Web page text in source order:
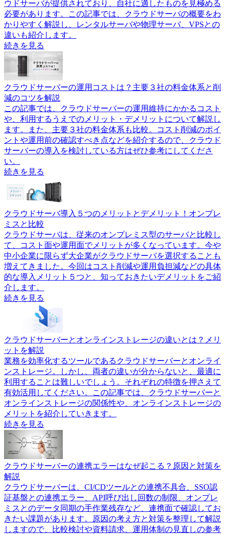
ウドサーバが提供されており、自社に適したものを見極める
必要があります。この記事では、クラウドサーバの概要をわ
かりやすく解説し、レンタルサーバや物理サーバ、VPSとの
違いも紹介します。
続きを見る
クラウドサーバーの運用コストは？主要３社の料金体系と削
減のコツを解説
この記事では、クラウドサーバーの運用維持にかかるコスト
や、利用するうえでのメリット・デメリットについて解説し
ます。また、主要３社の料金体系も比較。コスト削減のポイ
ントや運用前の確認すべき点などを紹介するので、クラウド
サーバーの導入を検討している方はぜひ参考にしてくださ
い。
続きを見る
クラウドサーバ導入５つのメリットとデメリット！オンプレ
ミスと比較
クラウドサーバは、従来のオンプレミス型のサーバと比較し
て、コスト面や運用面でメリットが多くなっています。今や
中小企業に限らず大企業がクラウドサーバを選択することも
増えてきました。今回はコスト削減や運用負担減などの具体
的な導入メリット５つと、知っておきたいデメリットをご紹
介します。
続きを見る
クラウドサーバーとオンラインストレージの違いとは？メリ
ットを解説
業務を効率化するツールであるクラウドサーバーとオンライ
ンストレージ。しかし、両者の違いが分からないと、最適に
利用することは難しいでしょう。それぞれの特徴を押さえて
有効活用してください。この記事では、クラウドサーバーと
オンラインストレージの関係性や、オンラインストレージの
メリットを紹介していきます。
続きを見る
クラウドサーバーの連携エラーはなぜ起こる？原因と対策を
解説
クラウドサーバーは、CI/CDツールとの連携不具合、SSO認
証基盤との連携エラー、API呼び出し回数の制限、オンプレ
ミスとのデータ同期の手作業残存など、連携面で確認してお
きたい課題があります。原因の考え方と対策を整理して解説
しますので、比較検討や資料請求、運用体制の見直しの参考